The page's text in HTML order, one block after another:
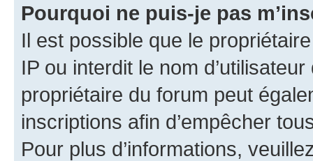
Pourquoi ne puis-je pas
Il est possible que le
IP ou interdit le nom
propriétaire du forum peut
inscriptions afin d’empêcher
Pour plus d’informations,